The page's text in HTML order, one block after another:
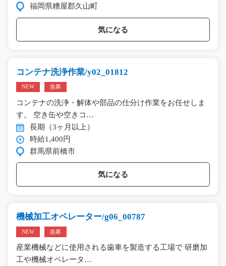
福岡県糟屋郡久山町
気になる
コンテナ洗浄作業/y02_01812
NEW 急募
コンテナの洗浄・解体や部品の仕分け作業をお任せしま
す。 空き缶や空きコ…
長期（3ヶ月以上）
時給1,400円
群馬県前橋市
気になる
機械加工オペレーター/g06_00787
NEW 急募
産業機械などに使用される歯車を製造する工場で 研磨加
工や機械オペレータ…